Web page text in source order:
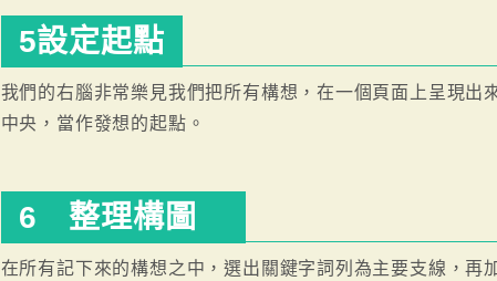
5設定起點
我們的右腦非常樂見我們把所有構想，在一個頁面上呈現出
中央，當作發想的起點。
6 整理構圖
在所有記下來的構想之中，選出關鍵字詞列為主要支線，再